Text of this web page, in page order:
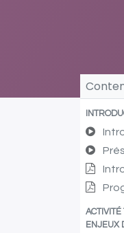
Intro :
ENJEUX